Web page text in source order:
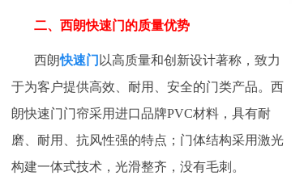
二、西朗快速门的质量优势
西朗快速门 以高质量和创新设计著称，致力
于为客户提供高效、耐用、安全的门类产品。西
朗快速门门帘采用进口品牌PVC材料，具有耐
磨、耐用、抗风性强的特点；门体结构采用激光
构建一体式技术，光滑整齐，没有毛刺。